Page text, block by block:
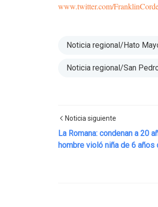
www.twitter.com/
Noticia regional/Hato
Noticia regional/San
Noticia siguiente
La Romana: condenan a 20
hombre violó niña de 6 años